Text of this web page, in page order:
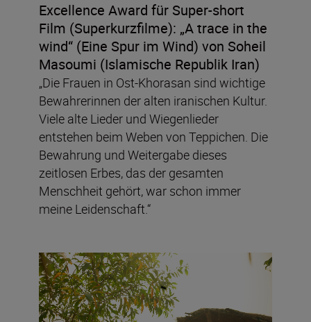
Excellence Award für Super-short
Film (Superkurzfilme): „A trace in the
wind“ (Eine Spur im Wind) von Soheil
Masoumi (Islamische Republik Iran)
„Die Frauen in Ost-Khorasan sind wichtige
Bewahrerinnen der alten iranischen Kultur.
Viele alte Lieder und Wiegenlieder
entstehen beim Weben von Teppichen. Die
Bewahrung und Weitergabe dieses
zeitlosen Erbes, das der gesamten
Menschheit gehört, war schon immer
meine Leidenschaft.“